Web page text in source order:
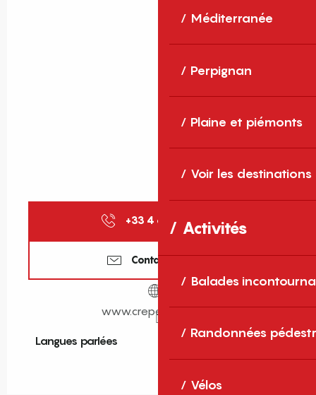
Méditerranée
Perpignan
Plaine et piémonts
Voir les destinations
Activités
Balades
Randonnées
Vélos
+33 4 68 38 86 ▒▒
Contactez-nous
www.creperie66.com
Langues parlées
Langues parlées